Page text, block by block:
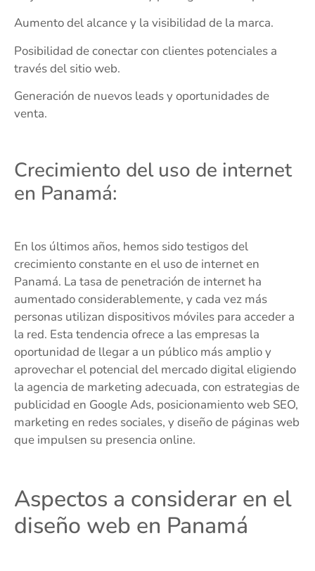
Aumento del alcance y la visibilidad de la marca.
Posibilidad de conectar con clientes potenciales a
través del sitio web.
Generación de nuevos leads y oportunidades de
venta.
Crecimiento del uso de internet
en Panamá:
En los últimos años, hemos sido testigos del
crecimiento constante en el uso de internet en
Panamá. La tasa de penetración de internet ha
aumentado considerablemente, y cada vez más
personas utilizan dispositivos móviles para acceder a
la red. Esta tendencia ofrece a las empresas la
oportunidad de llegar a un público más amplio y
aprovechar el potencial del mercado digital eligiendo
la agencia de marketing adecuada, con estrategias de
publicidad en Google Ads, posicionamiento web SEO,
marketing en redes sociales, y diseño de páginas web
que impulsen su presencia online.
Aspectos a considerar en el
diseño web en Panamá